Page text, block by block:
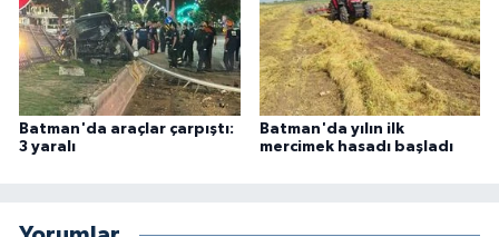
Batman'da araçlar çarpıştı:
3 yaralı
Batman'da yılın ilk
mercimek hasadı başladı